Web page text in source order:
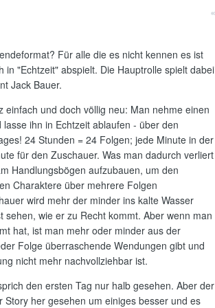
Für alle die es nicht kennen es ist
in "Echtzeit" abspielt. Die Hauptrolle spielt dabei
Jack Bauer.
einfach und doch völlig neu: Man nehme einen
ihn in Echtzeit ablaufen - über den
24 Stunden = 24 Folgen; jede Minute in der
für den Zuschauer. Was man dadurch verliert
Handlungsbögen aufzubauen, um den
Charaktere über mehrere Folgen
wird mehr der minder ins kalte Wasser
sehen, wie er zu Recht kommt. Aber wenn man
hat, ist man mehr oder minder aus der
Folge überraschende Wendungen gibt und
nicht mehr nachvollziehbar ist.
den ersten Tag nur halb gesehen. Aber der
Story her gesehen um einiges besser und es